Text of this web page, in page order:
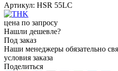
Артикул: HSR 55LC
цена по запросу
Нашли дешевле?
Под заказ
Наши менеджеры обязательно
условия заказа
Поделиться